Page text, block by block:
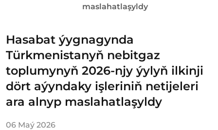
maslahatlaşyldy
Hasabat ýygnagynda
Türkmenistanyň nebitgaz
toplumynyň 2026-njy ýylyň ilkinji
dört aýyndaky işleriniň netijeleri
ara alnyp maslahatlaşyldy
06 Maý 2026